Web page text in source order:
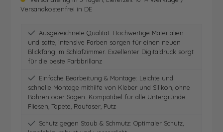
Versandkostenfrei in DE
Ausgezeichnete Qualität: Hochwertige Materialien
und satte, intensive Farben sorgen für einen neuen
Blickfang im Schlafzimmer. Exzellenter Digitaldruck sorgt
für die beste Farbbrillanz
Einfache Bearbeitung & Montage: Leichte und
schnelle Montage mithilfe von Kleber und Silikon, ohne
Bohren oder Sägen. Kompatibel für alle Untergründe:
Fliesen, Tapete, Raufaser, Putz
Schutz gegen Staub & Schmutz: Optimaler Schutz,